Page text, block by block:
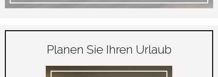
Planen Sie Ihren Urlaub